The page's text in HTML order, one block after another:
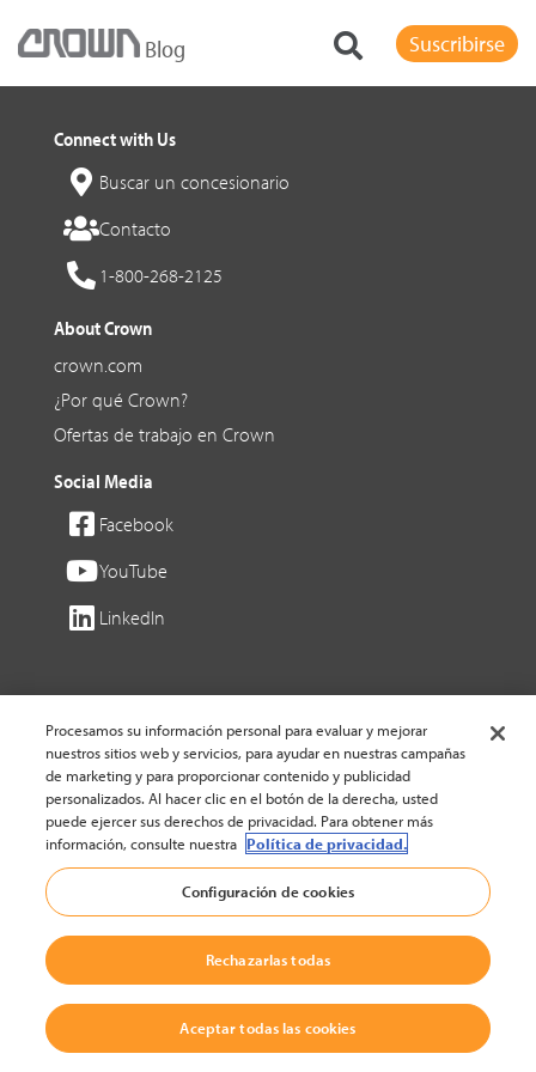
Blog Suscribirse
Connect with Us
Buscar un concesionario
Contacto
1-800-268-2125
About Crown
crown.com
¿Por qué Crown?
Ofertas de trabajo en Crown
Social Media
Facebook
YouTube
LinkedIn
Ajustes de cookies
Procesamos su información personal para evaluar y mejorar
nuestros sitios web y servicios, para ayudar en nuestras campañas
de marketing y para proporcionar contenido y publicidad
personalizados. Al hacer clic en el botón de la derecha, usted
puede ejercer sus derechos de privacidad. Para obtener más
información, consulte nuestra Política de privacidad.
Configuración de cookies
Rechazarlas todas
Aceptar todas las cookies